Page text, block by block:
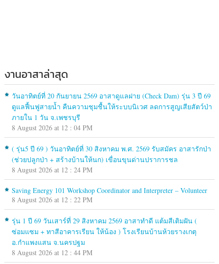
งานอาสาล่าสุด
วันอาทิตย์ที่ 20 กันยายน 2569 อาสาดูแลฝาย (Check Dam) รุ่น 3 ปี 69
ดูแลฟื้นฟูสายน้ำ คืนความชุมชื้นให้ระบบนิเวศ ลดการสูญเสียสัตว์ป่า
ภายใน 1 วัน จ.เพชรบุรี
8 August 2026 at 12 : 04 PM
( รุ่น5 ปี 69 ) วันอาทิตย์ที่ 30 สิงหาคม พ.ศ. 2569 รับสมัคร อาสารักป่า
(ช่วยปลูกป่า + สร้างบ้านให้นก) เขื่อนขุนด่านปราการชล
8 August 2026 at 12 : 24 PM
Saving Energy 101 Workshop Coordinator and Interpreter – Volunteer
8 August 2026 at 12 : 22 PM
รุ่น 1 ปี 69 วันเสาร์ที่ 29 สิงหาคม 2569 อาสาทำดี แต้มสีเติมฝัน (
ซ่อมแซม + ทาสีอาคารเรียน ให้น้อง ) โรงเรียนบ้านห้วยรางเกตุ
อ.กำแพงแสน จ.นครปฐม
8 August 2026 at 12 : 44 PM